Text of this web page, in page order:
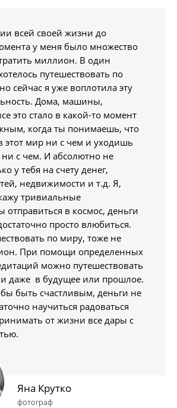
всей своей жизни до
у меня было множество
миллион. В один
путешествовать по
сейчас я уже воплотила эту
Дома, машины,
это стало в какой-то момент
когда ты понимаешь, что
этот мир ни с чем и уходишь
ни с чем. И абсолютно не
у тебя на счету денег,
недвижимости и т.д. Я,
тривиальные
отправиться в космос, деньги
просто влюбиться.
по миру, тоже не
При помощи определенных
можно путешествовать
даже в будущее или прошлое.
быть счастливым, деньги не
научиться радоваться
от жизни все дары с
Яна Крутко
фотограф